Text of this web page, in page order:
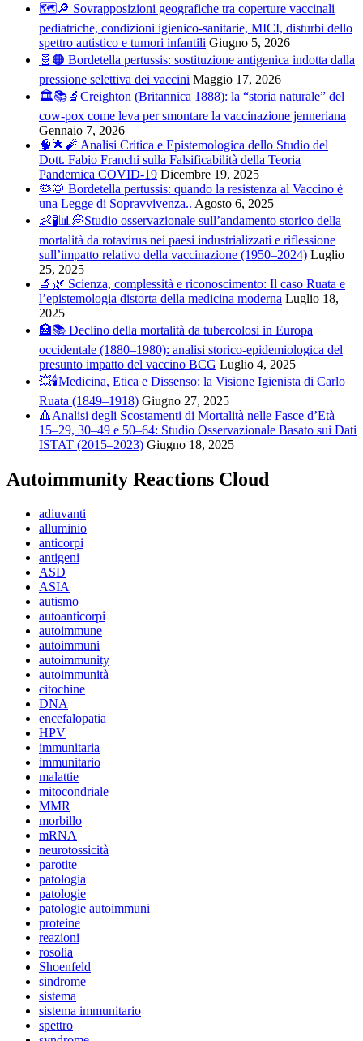
🗺️🔎 Sovrapposizioni geografiche tra coperture vaccinali
pediatriche, condizioni igienico-sanitarie, MICI, disturbi dello
spettro autistico e tumori infantili Giugno 5, 2026
🧬🟠 Bordetella pertussis: sostituzione antigenica indotta dalla
pressione selettiva dei vaccini Maggio 17, 2026
🏛️📚🔬Creighton (Britannica 1888): la “storia naturale” del
cow-pox come leva per smontare la vaccinazione jenneriana
Gennaio 7, 2026
🧠🌟🧨 Analisi Critica e Epistemologica dello Studio del
Dott. Fabio Franchi sulla Falsificabilità della Teoria
Pandemica COVID-19 Dicembre 19, 2025
🦠📛 Bordetella pertussis: quando la resistenza al Vaccino è
una Legge di Sopravvivenza.. Agosto 6, 2025
👶🧪📊💭Studio osservazionale sull’andamento storico della
mortalità da rotavirus nei paesi industrializzati e riflessione
sull’impatto relativo della vaccinazione (1950–2024) Luglio
25, 2025
🔬🌿 Scienza, complessità e riconoscimento: Il caso Ruata e
l’epistemologia distorta della medicina moderna Luglio 18,
2025
🏥📚 Declino della mortalità da tubercolosi in Europa
occidentale (1880–1980): analisi storico-epidemiologica del
presunto impatto del vaccino BCG Luglio 4, 2025
💥🕯️Medicina, Etica e Dissenso: la Visione Igienista di Carlo
Ruata (1849–1918) Giugno 27, 2025
🔺Analisi degli Scostamenti di Mortalità nelle Fasce d’Età
15–29, 30–49 e 50–64: Studio Osservazionale Basato sui Dati
ISTAT (2015–2023) Giugno 18, 2025
Autoimmunity Reactions Cloud
adiuvanti
alluminio
anticorpi
antigeni
ASD
ASIA
autismo
autoanticorpi
autoimmune
autoimmuni
autoimmunity
autoimmunità
citochine
DNA
encefalopatia
HPV
immunitaria
immunitario
malattie
mitocondriale
MMR
morbillo
mRNA
neurotossicità
parotite
patologia
patologie
patologie autoimmuni
proteine
reazioni
rosolia
Shoenfeld
sindrome
sistema
sistema immunitario
spettro